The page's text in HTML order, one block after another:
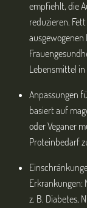
empfiehlt, die
reduzieren.
Lebensmittel
Anpassungen
basiert auf
oder Veganer
Proteinbedarf
Erkrankungen:
z. B. Diabetes,